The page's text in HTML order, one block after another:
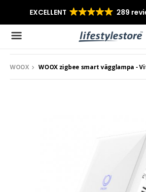
Produkten har blivit tillagd i
WOOX WOOX zigbee smart vägglampa -